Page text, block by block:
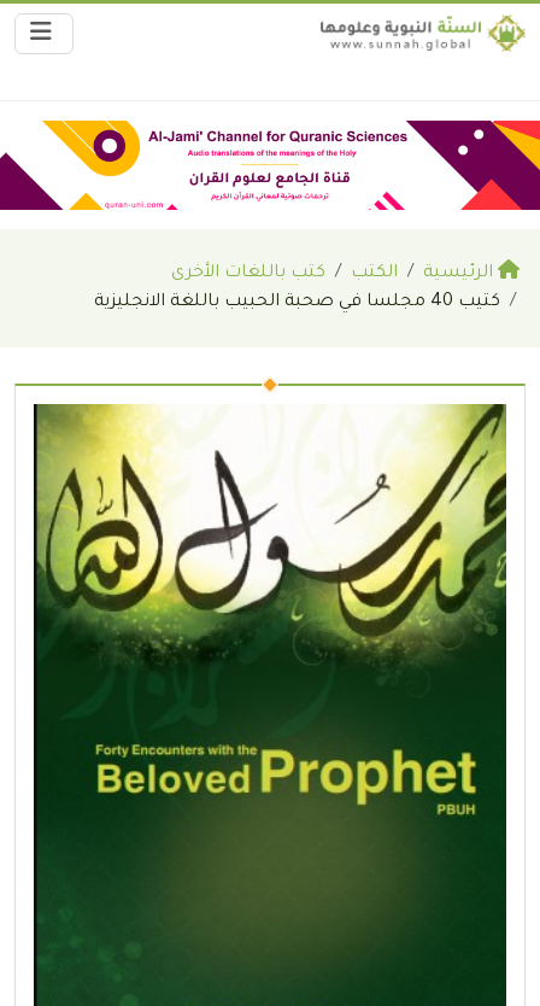
الرئيسية الكتب
كتب باللغات الأخرى
كتيب 40 مجلسا في صحبة الحبيب باللغة الانجليزية